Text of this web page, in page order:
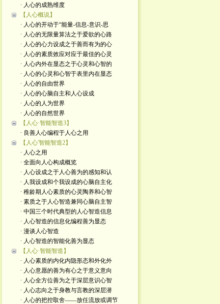
· 人心的成熟维度
【人心概说】
· 人心的开动于“能量-信息-意识-思
· 人心的无限量算法之于爱欲的心路
· 人心的心力设成之于善而有为的心
· 人心的素质效应对应于最佳的心灵
· 人心内外在显态之于心灵和心智的
· 人心的心灵和心智于表里内在显态
· 人心的自由世界
· 人心的心脑自主和人心设成
· 人心的人为世界
· 人心的自然世界
【人心·智能智造3】
· 良善人心编程于人心之用
【人心'智能智造2】
· 人心之用
· 全面向人心构成概览
· 人心设成之于人心善为的感知和认
· 人我设成和个我设成的心脑自主化
· 稚龄期人心素质的心灵陶养和心智
· 素质之于人心智造兼同心脑自主智
· 中国三个时代典型的人心智造信息
· 人心智造的信息化编程善为显态
· 漫谈人心智造
· 人心智造的智能化善为显态
【人心·智能智造】
· 人心素质的内化内隐形态和外化外
· 人心意愿的善为有心之于意义意向
· 人心全方位善为之于深层意识心智
· 人心志向之于身教与言教的深层潜
· 人心的把控取舍——放任流放或调节